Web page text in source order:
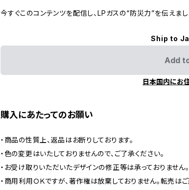
今すぐこのコンテンツを配信し、LPガスの“防災力”を伝えまし
Ship to
Add
日本国内にお
購入にあたってのお願い
・商品の性質上、返品はお断りしております。
・色の変更はいたしておりませんので、ご了承ください。
・お受け取りいただいたデザインの修正等は承っておりません
・商用利用ＯＫですが、著作権は放棄しておりません。転売はご